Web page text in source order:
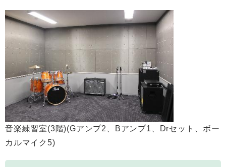
音楽練習室(3階)(Gアンプ2、Bアンプ1、Drセット、ボー
カルマイク5)